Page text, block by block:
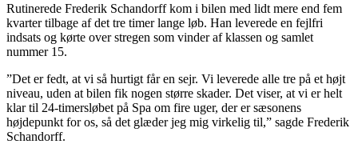
Rutinerede Frederik Schandorff kom i bilen med lidt mere end fem
kvarter tilbage af det tre timer lange løb. Han leverede en fejlfri
indsats og kørte over stregen som vinder af klassen og samlet
nummer 15.
”Det er fedt, at vi så hurtigt får en sejr. Vi leverede alle tre på et højt
niveau, uden at bilen fik nogen større skader. Det viser, at vi er helt
klar til 24-timersløbet på Spa om fire uger, der er sæsonens
højdepunkt for os, så det glæder jeg mig virkelig til,” sagde Frederik
Schandorff.